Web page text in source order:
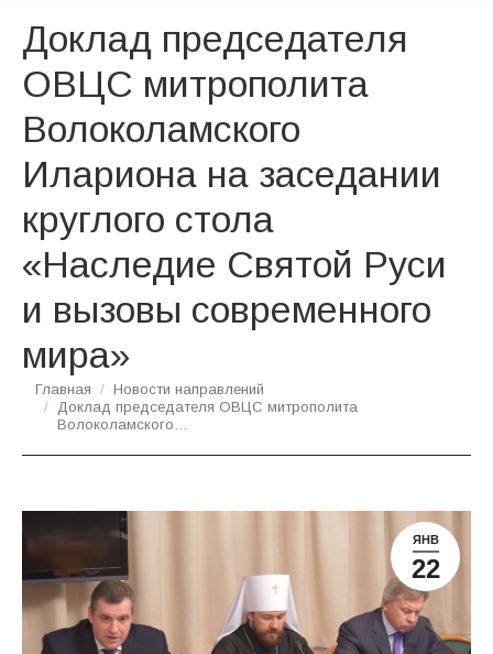
Доклад председателя
ОВЦС митрополита
Волоколамского
Илариона на заседании
круглого стола
«Наследие Святой Руси
и вызовы современного
мира»
Вы здесь:
Главная
Новости направлений
Доклад председателя ОВЦС митрополита
Волоколамского…
ЯНВ
22